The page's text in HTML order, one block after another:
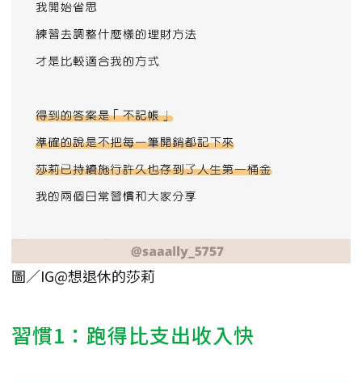
圖／IG@想退休的莎莉
習慣1：跑得比支出收入快